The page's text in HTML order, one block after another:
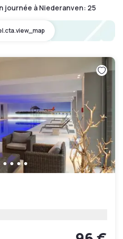
journée à Niederanven: 25